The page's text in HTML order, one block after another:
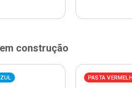
construção
PASTA